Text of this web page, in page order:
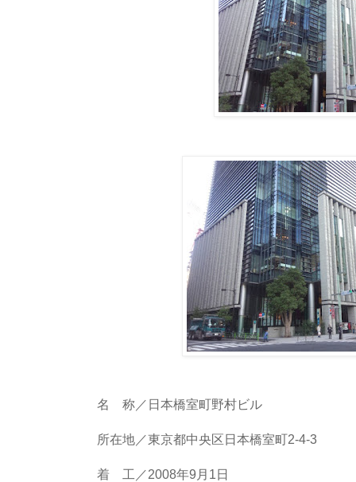
名 称／日本橋室町野村ビル
所在地／東京都中央区日本橋室町2-4-3
着 工／2008年9月1日